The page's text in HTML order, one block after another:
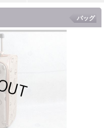
バッグ